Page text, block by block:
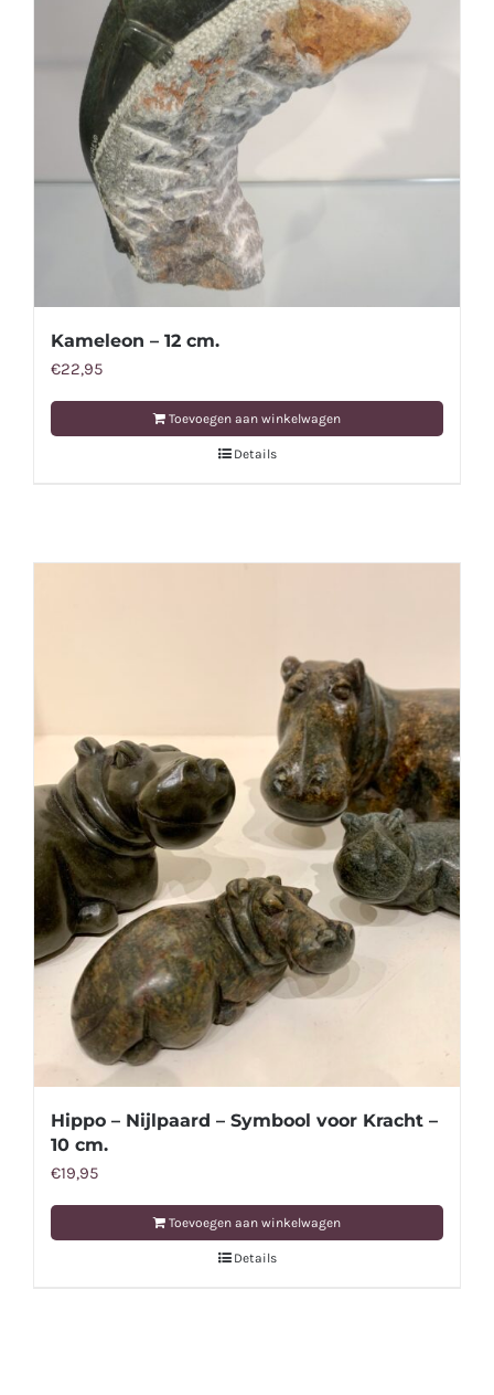
Kameleon – 12 cm.
€22,95
Toevoegen aan winkelwagen
Details
Hippo – Nijlpaard – Symbool voor Kracht –
10 cm.
€19,95
Toevoegen aan winkelwagen
Details